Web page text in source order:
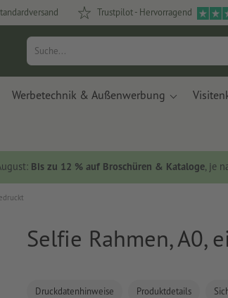
Trustpilot - Hervorragend
Werbetechnik & Außenwerbung
Bis zu 12 % auf Broschüren & Kataloge, je
Selfie Rahmen, A0,
Druckdatenhinweise Produktdetails